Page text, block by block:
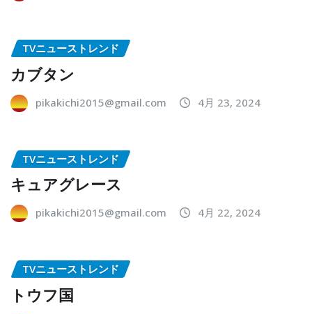
TVニューストレンド
カブタン
pikakichi2015@gmail.com 4月 23, 2024
TVニューストレンド
キュアグレース
pikakichi2015@gmail.com 4月 22, 2024
TVニューストレンド
トウフ国